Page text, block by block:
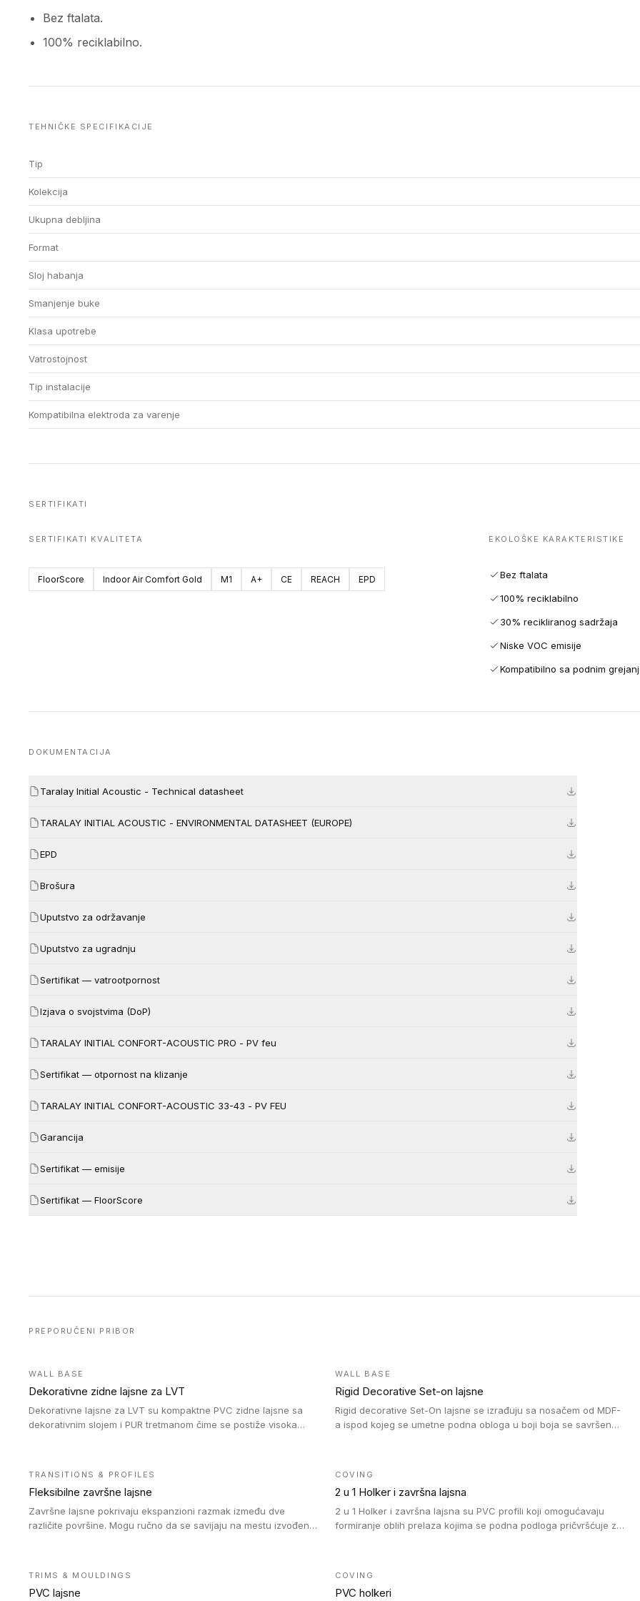
Bez ftalata.
100% reciklabilno.
TEHNIČKE SPECIFIKACIJE
Tip
Kolekcija
Ukupna debljina
Format
Sloj habanja
Smanjenje buke
Klasa upotrebe
Vatrostojnost
Tip instalacije
Kompatibilna elektroda za varenje
SERTIFIKATI
SERTIFIKATI KVALITETA
FloorScore Indoor Air Comfort Gold M1 A+ CE REACH EPD
EKOLOŠKE KARAKTERISTIKE
Bez ftalata
100% reciklabilno
30% recikliranog sadržaja
Niske VOC emisije
Kompatibilno sa podnim
DOKUMENTACIJA
Taralay Initial Acoustic - Technical datasheet
TARALAY INITIAL ACOUSTIC - ENVIRONMENTAL DATASHEET (EUROPE)
EPD
Brošura
Uputstvo za održavanje
Uputstvo za ugradnju
Sertifikat — vatrootpornost
Izjava o svojstvima (DoP)
TARALAY INITIAL CONFORT-ACOUSTIC PRO - PV feu
Sertifikat — otpornost na klizanje
TARALAY INITIAL CONFORT-ACOUSTIC 33-43 - PV FEU
Garancija
Sertifikat — emisije
Sertifikat — FloorScore
PREPORUČENI PRIBOR
WALL BASE
Dekorativne zidne lajsne za LVT
Dekorativne lajsne za LVT su kompaktne PVC zidne lajsne sa
dekorativnim slojem i PUR tretmanom čime se postiže visoka
WALL BASE
Rigid Decorative Set-on lajsne
Rigid decorative Set-On lajsne se izrađuju sa nosačem od MDF-
a ispod kojeg se umetne podna obloga u boji boja se savršeno
TRANSITIONS & PROFILES
Fleksibilne završne lajsne
Završne lajsne pokrivaju ekspanzioni razmak između dve
različite površine. Mogu ručno da se savijaju na mestu izvođenja
(kompaktni i akustički), kao i sa podnim oblogama od linoleuma.
COVING
2 u 1 Holker i završna lajsna
2 u 1 Holker i završna lajsna su PVC profili koji omogućavaju
formiranje oblih prelaza kojima se podna podloga pričvršćuje za
TRIMS & MOULDINGS
PVC lajsne
COVING
PVC holkeri